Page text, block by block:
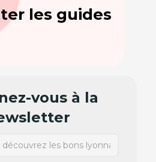
les guides
vous à la